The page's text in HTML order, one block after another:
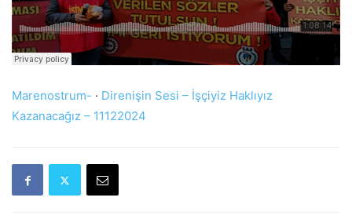
Marenostrum- · Direnişin Sesi – İşçiyiz Haklıyız
Kazanacağız – 11122024